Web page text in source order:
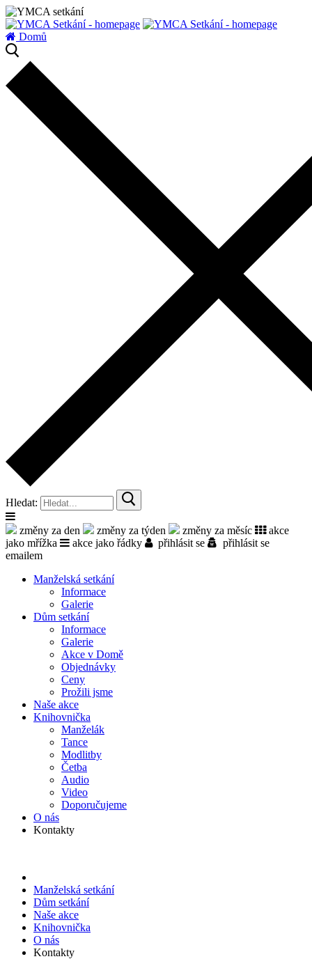
Domů
Hledat:
změny za den změny za týden změny za měsíc
akce
jako mřížka
akce jako řádky přihlásit se
přihlásit se
emailem
Manželská setkání
Informace
Galerie
Dům setkání
Informace
Galerie
Akce v Domě
Objed­návky
Ceny
Prožili jsme
Naše akce
Knihov­nička
Manželák
Tance
Modlitby
Četba
Audio
Video
Doporu­čujeme
O nás
Kontakty
Manželská setkání
Dům setkání
Naše akce
Knihov­nička
O nás
Kontakty
zatížení serveru